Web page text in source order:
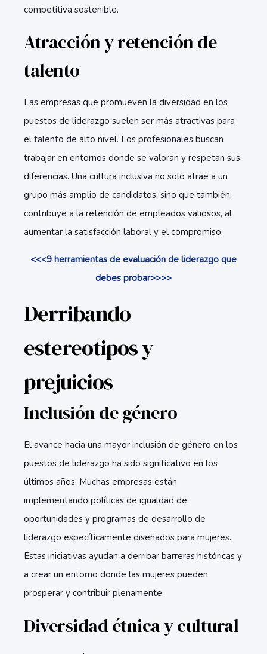
competitiva sostenible.
Atracción y retención de
talento
Las empresas que promueven la diversidad en los
puestos de liderazgo suelen ser más atractivas para
el talento de alto nivel. Los profesionales buscan
trabajar en entornos donde se valoran y respetan sus
diferencias. Una cultura inclusiva no solo atrae a un
grupo más amplio de candidatos, sino que también
contribuye a la retención de empleados valiosos, al
aumentar la satisfacción laboral y el compromiso.
<<<9 herramientas de evaluación de liderazgo que
debes probar>>>>
Derribando
estereotipos y
prejuicios
Inclusión de género
El avance hacia una mayor inclusión de género en los
puestos de liderazgo ha sido significativo en los
últimos años. Muchas empresas están
implementando políticas de igualdad de
oportunidades y programas de desarrollo de
liderazgo específicamente diseñados para mujeres.
Estas iniciativas ayudan a derribar barreras históricas y
a crear un entorno donde las mujeres pueden
prosperar y contribuir plenamente.
Diversidad étnica y cultural